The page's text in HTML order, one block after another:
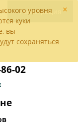
×
уровня
куки
вы
сохраняться
Регистрация
02